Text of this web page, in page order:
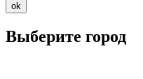
ok
Выберите город